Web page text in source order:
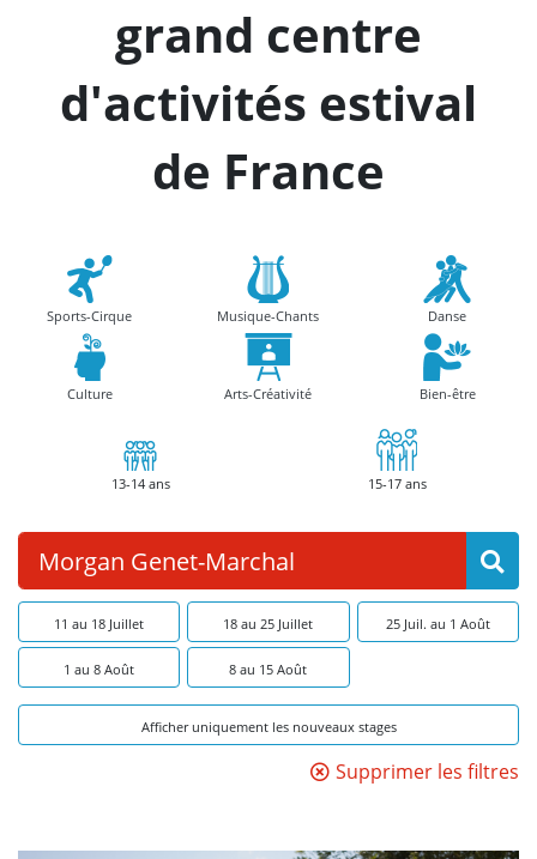
grand centre
d'activités estival
de France
Sports-Cirque Musique-Chants Danse
Culture Arts-Créativité Bien-être
13-14 ans 15-17 ans
11 au 18 Juillet 18 au 25 Juillet 25 Juil. au 1 Août
1 au 8 Août 8 au 15 Août
Afficher uniquement les nouveaux stages
Supprimer les filtres